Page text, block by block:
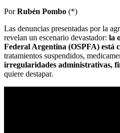
PorRubén Pombo (*)
Las denuncias presentadas por la
revelan un escenario devastador: la
Federal Argentina (OSPFA) está
tratamientos suspendidos,
irregularidades administrativas,
quiere destapar.